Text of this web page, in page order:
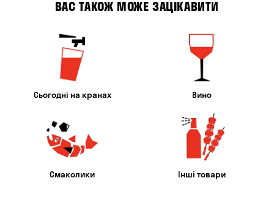
ВАС ТАКОЖ МОЖЕ ЗАЦІКАВИТИ
Сьогодні на кранах Вино
Смаколики Інші товари